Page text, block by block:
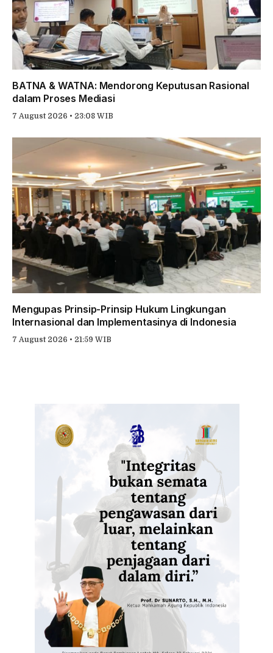
BATNA & WATNA: Mendorong Keputusan Rasional
dalam Proses Mediasi
7 August 2026 • 23:08 WIB
Mengupas Prinsip-Prinsip Hukum Lingkungan
Internasional dan Implementasinya di Indonesia
7 August 2026 • 21:59 WIB